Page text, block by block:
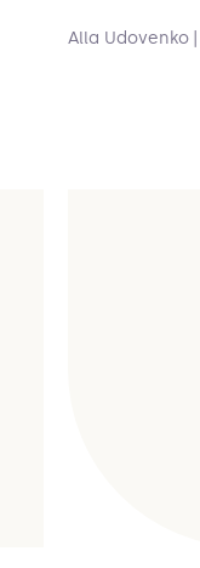
Alla Udovenko